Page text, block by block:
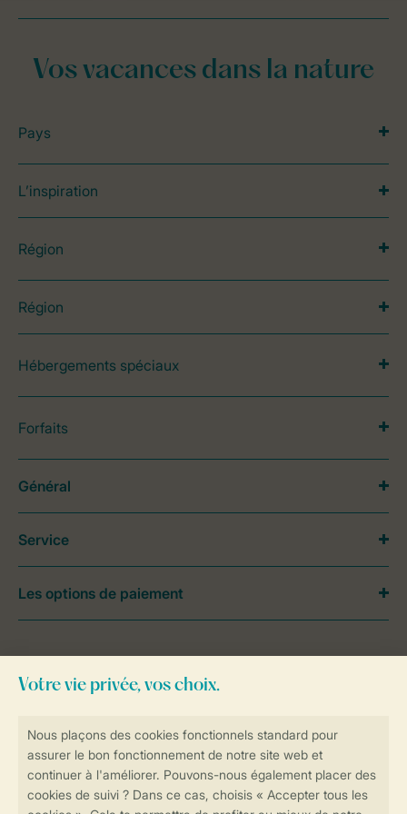
Vos vacances dans la nature
Pays
L’inspiration
Région
Région
Hébergements spéciaux
Forfaits
contactez notreContact Center.
Général
Service
Les options de paiement